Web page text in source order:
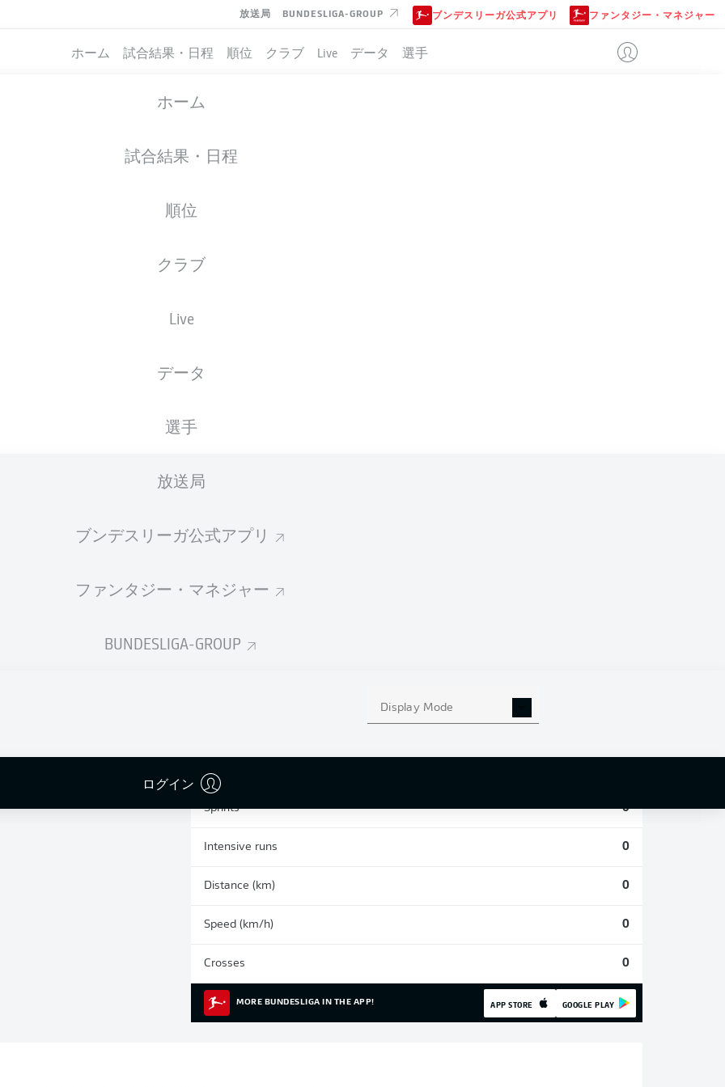
放送局 BUNDESLIGA-GROUP ブンデスリーガ公式アプリ ファンタジー・マネジャー
ホーム 試合結果・日程 順位 クラブ Live データ 選手
ホーム
試合結果・日程
順位
クラブ
Live
データ
選手
放送局
ブンデスリーガ公式アプリ
ファンタジー・マネジャー
BUNDESLIGA-GROUP
Display Mode
ログイン
15.03.1996
統計 シーズン 2026/2027
Sprints 0
Intensive runs 0
Distance (km) 0
Speed (km/h) 0
Crosses 0
MORE BUNDESLIGA IN THE APP! APP STORE GOOGLE PLAY